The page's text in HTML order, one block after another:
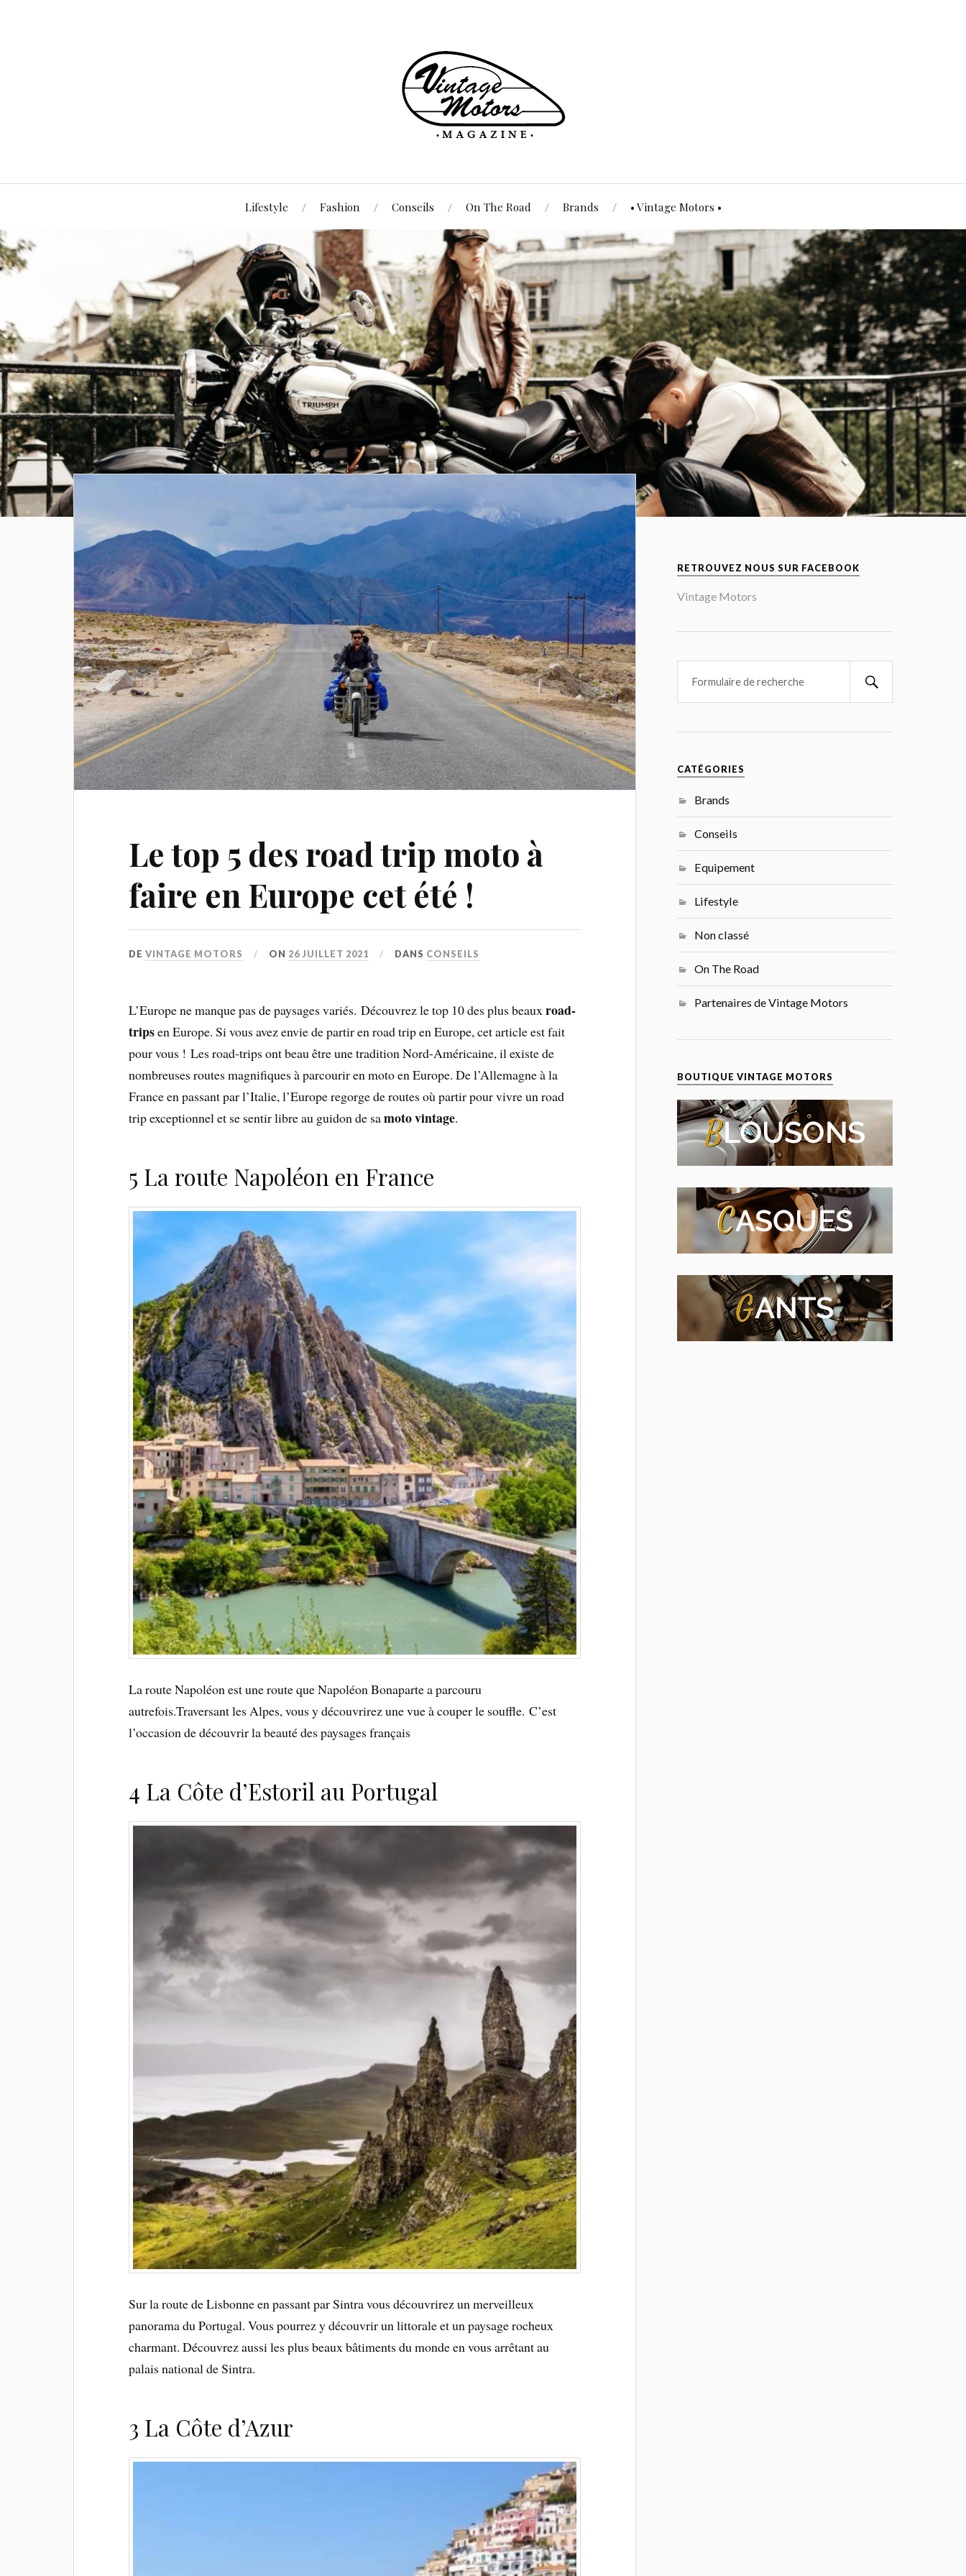
Lifestyle Fashion Conseils On The Road Brands • Vintage Motors •
Le top 5 des road trip moto à
faire en Europe cet été !
DEVINTAGE MOTORS ON 26 JUILLET 2021 DANS CONSEILS
L’Europe ne manque pas de paysages variés.Découvrez le top 10 des plus beauxroad-
tripsen Europe. Si vous avez envie de partir en road trip en Europe, cet article est fait
pour vous !Les road-trips ont beau être une tradition Nord-Américaine, il existe de
nombreuses routes magnifiques à parcourir en moto en Europe. De l’Allemagne à la
France en passant par l’Italie, l’Europe regorge de routes où partir pour vivre un road
trip exceptionnel et se sentir libre au guidon de samoto vintage.
5 La route Napoléon en France
La route Napoléon est une route que Napoléon Bonaparte a parcouru
autrefois.Traversant les Alpes, vous y découvrirez une vue à couper le souffle.C’est
l’occasion de découvrir la beauté des paysages français
4 La Côte d’Estoril au Portugal
Sur la route de Lisbonne en passant par Sintra vous découvrirez un merveilleux
panorama du Portugal. Vous pourrez y découvrir un littorale et un paysage rocheux
charmant. Découvrez aussi les plus beaux bâtiments du monde en vous arrêtant au
palais national de Sintra.
3 La Côte d’Azur
RETROUVEZ NOUS SUR FACEBOOK
Vintage Motors
CATÉGORIES
Brands
Conseils
Equipement
Lifestyle
Non classé
On The Road
Partenaires de Vintage Motors
BOUTIQUE VINTAGE MOTORS